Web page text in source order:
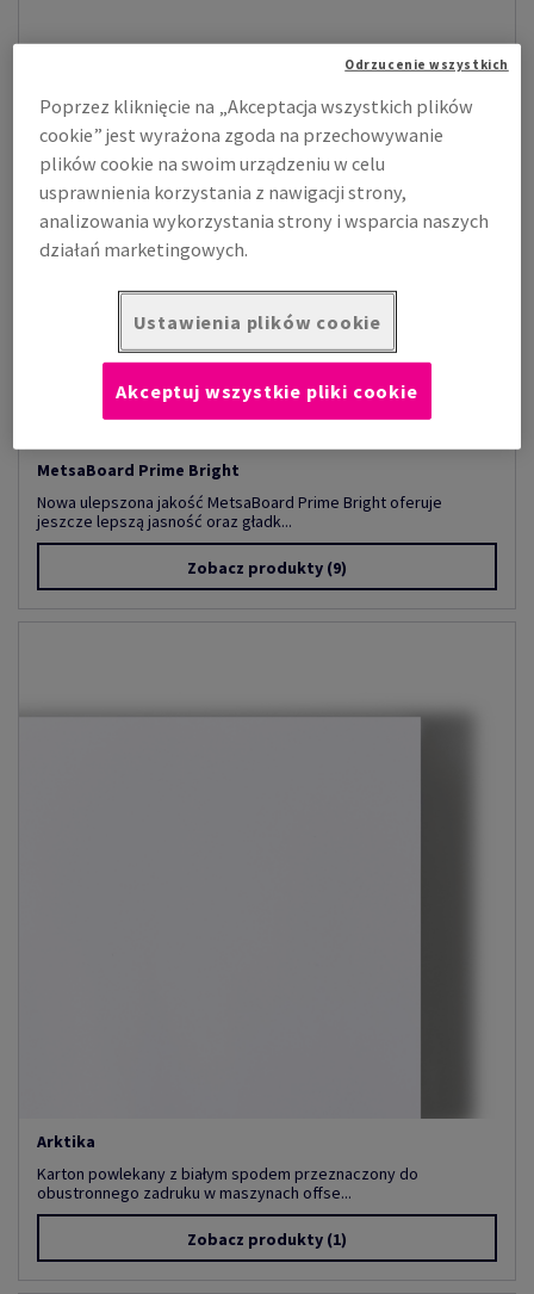
MetsaBoard Prime Bright
Nowa ulepszona jakość MetsaBoard Prime Bright oferuje
jeszcze lepszą jasność oraz gładk...
Zobacz produkty (9)
Arktika
Karton powlekany z białym spodem przeznaczony do
obustronnego zadruku w maszynach offse...
Zobacz produkty (1)
Poprzez kliknięcie na „Akceptacja wszystkich plików
cookie” jest wyrażona zgoda na przechowywanie
plików cookie na swoim urządzeniu w celu
usprawnienia korzystania z nawigacji strony,
analizowania wykorzystania strony i wsparcia naszych
działań marketingowych.
Ustawienia plików cookie
Odrzucenie wszystkich
Akceptuj wszystkie pliki cookie